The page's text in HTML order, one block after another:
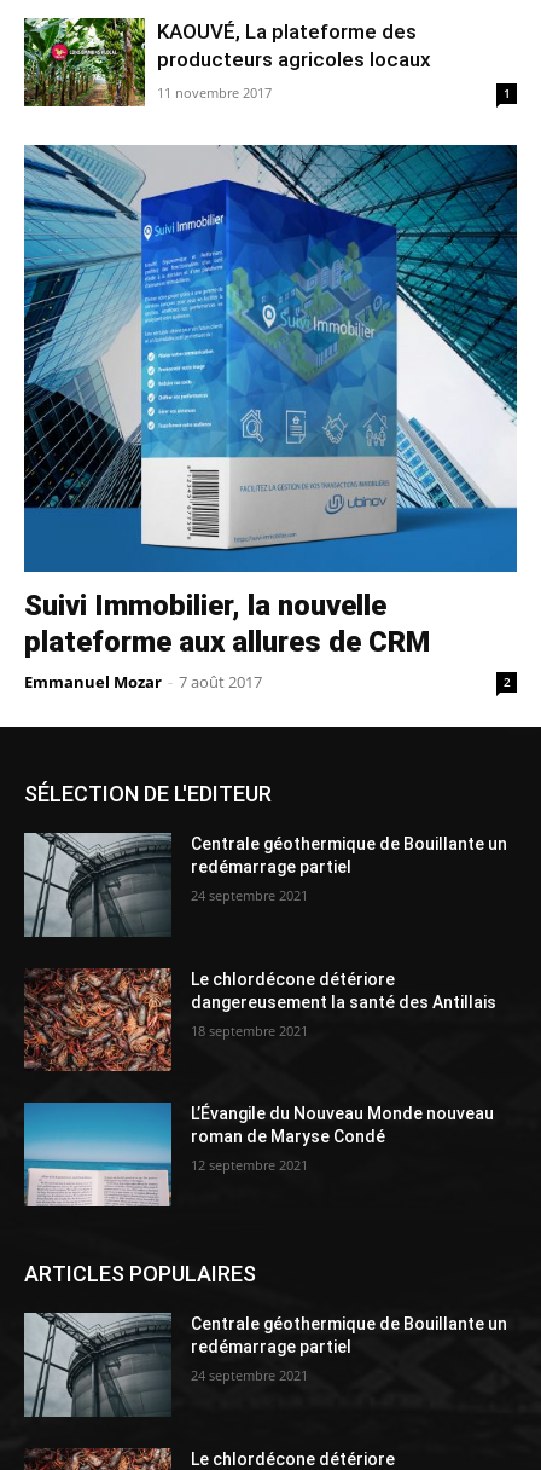
KAOUVÉ, La plateforme des
producteurs agricoles locaux
11 novembre 2017 1
Suivi Immobilier, la nouvelle
plateforme aux allures de CRM
Emmanuel Mozar - 7 août 2017 2
SÉLECTION DE L'EDITEUR
Centrale géothermique de Bouillante un
redémarrage partiel
24 septembre 2021
Le chlordécone détériore
dangereusement la santé des Antillais
18 septembre 2021
L’Évangile du Nouveau Monde nouveau
roman de Maryse Condé
12 septembre 2021
ARTICLES POPULAIRES
Centrale géothermique de Bouillante un
redémarrage partiel
24 septembre 2021
Le chlordécone détériore